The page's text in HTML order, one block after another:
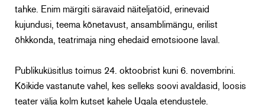
tahke. Enim märgiti säravaid näiteljatöid, erinevaid
kujundusi, teema kõnetavust, ansamblimängu, erilist
õhkkonda, teatrimaja ning ehedaid emotsioone laval.
Publikuküsitlus toimus 24. oktoobrist kuni 6. novembrini.
Kõikide vastanute vahel, kes selleks soovi avaldasid, loosis
teater välja kolm kutset kahele Ugala etendustele.